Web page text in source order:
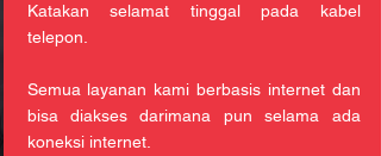
Katakan selamat tinggal pada kabel
telepon.
Semua layanan kami berbasis internet dan
bisa diakses darimana pun selama ada
koneksi internet.